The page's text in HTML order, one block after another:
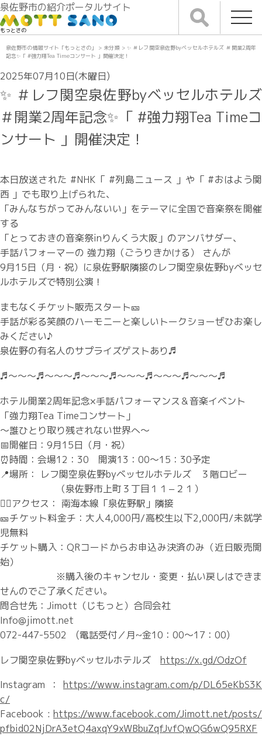
泉佐野市の紹介ポータルサイト
もっとさの
泉佐野市の情報サイト「もっとさの」 > 未分類 > ✨ ＃レフ関空泉佐野byベッセルホテルズ ＃開業2周年
記念✨「 #強力翔Tea Timeコンサート 」開催決定！
2025年07月10日(木曜日)
✨ ＃レフ関空泉佐野byベッセルホテルズ
＃開業2周年記念✨「 #強力翔Tea Timeコ
ンサート 」開催決定！
本日放送された #NHK「 #列島ニュース 」や「 #おはよう関
西 」でも取り上げられた、
「みんなちがってみんないい」をテーマに全国で音楽祭を開催
する
「とっておきの音楽祭inりんくう大阪」のアンバサダー、
手話パフォーマーの 強力翔（ごうりきかける） さんが
9月15日（月・祝）に泉佐野駅隣接のレフ関空泉佐野byベッセ
ルホテルズで特別公演！
まもなくチケット販売スタート🎫
手話が彩る笑顔のハーモニーと楽しいトークショーぜひお楽し
みください♪
泉佐野の有名人のサプライズゲストあり♬
♬～～～♬～～～♬～～～♬～～～♬～～～♬～～～♬
ホテル開業2周年記念×手話パフォーマンス＆音楽イベント
「強力翔Tea Timeコンサート」
～誰ひとり取り残されない世界へ～
📅開催日：9月15日（月・祝）
⏰時間：会場12：30 開演13：00～15：30予定
📍場所： レフ関空泉佐野byベッセルホテルズ ３階ロビー
（泉佐野市上町３丁目１１−２１）
🚶‍♂️アクセス： 南海本線「泉佐野駅」隣接
🎫チケット料金チ：大人4,000円/高校生以下2,000円/未就学
児無料
チケット購入：QRコードからお申込み決済のみ（近日販売開
始）
※購入後のキャンセル・変更・払い戻しはできま
せんのでご了承ください。
問合せ先：Jimott（じもっと）合同会社
Info@jimott.net
072-447-5502 (電話受付／月~金10：00～17：00)
レフ関空泉佐野byベッセルホテルズ https://x.gd/OdzOf
Instagram： https://www.instagram.com/p/DL65eKbS3K
c/
Facebook : https://www.facebook.com/Jimott.net/posts/
pfbid02NjDrA3etQ4axqY9xWBbuZqfJvfQwQG6wQ95RXF